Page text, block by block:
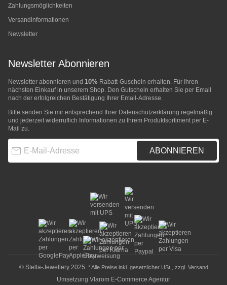
Zahlungsmöglichkeiten
Versandinformationen
Newsletter
Newsletter Abonnieren
Newsletter abonnieren und 10% Rabatt-Guschein erhalten. Für Ihren
nächsten Einkauf in unserem Shop. Den Gutschein erhalten Sie per Email
nach der erfolgreichen Bestätigung Ihrer Email-Adresse.
Bitte senden Sie mir entsprechend Ihrer Datenschutzerklärung regelmäßig
und jederzeit widerruflich Informationen zu Ihrem Produktsortiment per E-
Mail zu.
ABONNIEREN
© Stella-Jewellery 2025 * Alle Preise inkl. gesetzlicher USt., zzgl. Versand
Umsetzung Vlarom E-Commerce Agentur